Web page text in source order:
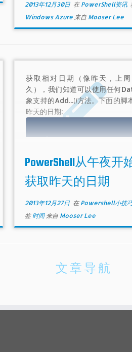
2013年12月30日在 PowerShell资讯
Windows Azure 来自 Mooser Lee
获取相对日期（像昨天，上周
久），我们知道可以使用任何
象支持的Add...()方法。下面的脚
昨天的日期:
$today = Get-Date
此时的昨天$yesterday确切来讲
间，那又如何呢？比方说,昨天午
PowerShell从午夜开
获取昨天的日期
2013年12月27日在 Powershell小技
签时间 来自 Mooser Lee
文章导航